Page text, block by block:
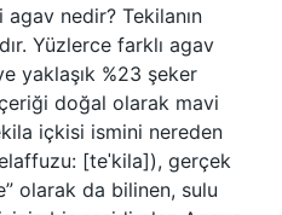
nedir? Tekilanın
Yüzlerce farklı agav
yaklaşık %23 şeker
doğal olarak mavi
içkisi ismini nereden
[teˈkila]), gerçek
olarak da bilinen, sulu